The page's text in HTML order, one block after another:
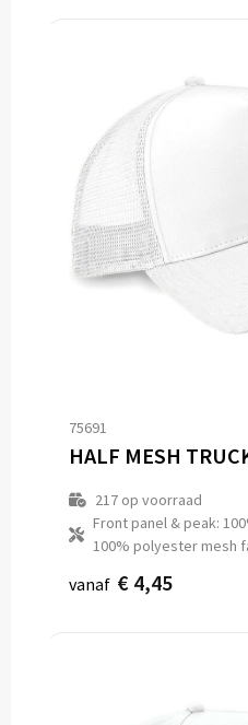
75691
HALF MESH
217op voorraad
Front panel & peak:
100% polyester mesh
vanaf € 4,45